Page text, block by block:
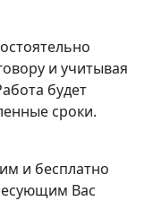
и учитывая
будет
сроки.
и бесплатно
Вас